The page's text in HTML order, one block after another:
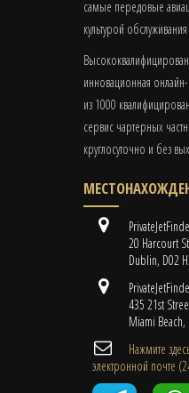
самые передовые
культурой
инновационная
из 1000
сервис чартерных
круглосуточно и без
20 Harcourt
Dublin, D02
435 21st
Miami Beach,
Нажмите
электронной почте